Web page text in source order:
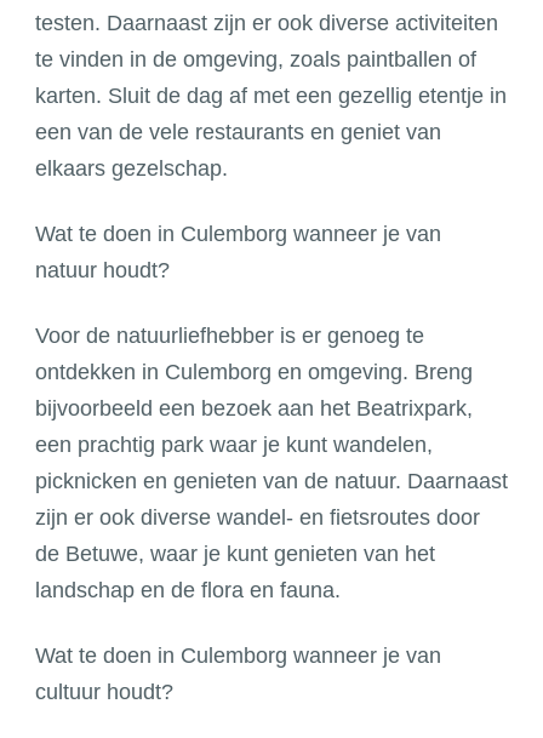
testen. Daarnaast zijn er ook diverse activiteiten
te vinden in de omgeving, zoals paintballen of
karten. Sluit de dag af met een gezellig etentje in
een van de vele restaurants en geniet van
elkaars gezelschap.
Wat te doen in Culemborg wanneer je van
natuur houdt?
Voor de natuurliefhebber is er genoeg te
ontdekken in Culemborg en omgeving. Breng
bijvoorbeeld een bezoek aan het Beatrixpark,
een prachtig park waar je kunt wandelen,
picknicken en genieten van de natuur. Daarnaast
zijn er ook diverse wandel- en fietsroutes door
de Betuwe, waar je kunt genieten van het
landschap en de flora en fauna.
Wat te doen in Culemborg wanneer je van
cultuur houdt?